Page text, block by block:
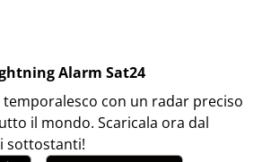
Alarm Sat24
con un radar preciso
il mondo. Scaricala ora dal
sottostanti!